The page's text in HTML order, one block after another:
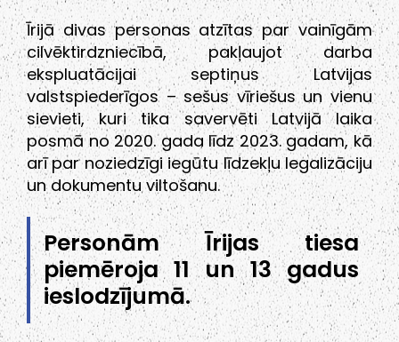
Īrijā divas personas atzītas par vainīgām
cilvēktirdzniecībā, pakļaujot darba
ekspluatācijai septiņus Latvijas
valstspiederīgos – sešus vīriešus un vienu
sievieti, kuri tika savervēti Latvijā laika
posmā no 2020. gada līdz 2023. gadam, kā
arī par noziedzīgi iegūtu līdzekļu legalizāciju
un dokumentu viltošanu.
Personām Īrijas tiesa
piemēroja 11 un 13 gadus
ieslodzījumā.